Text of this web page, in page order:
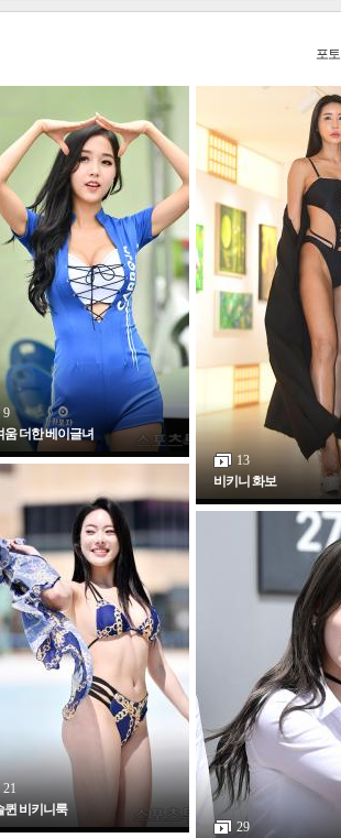
포토
9
움 더한 베이글녀
21
퀸 비키니룩
13
비키니 화보
29